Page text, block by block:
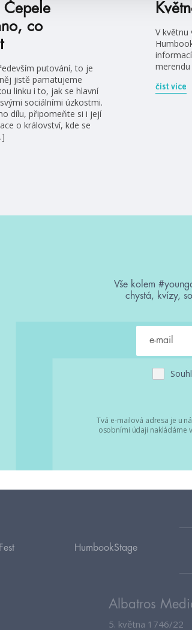
Čepele
co
putování, to je
jistě pamatujeme
linku i to, jak se hlavní
sociálními úzkostmi.
dílu, připomeňte si i její
o království, kde se
V květnu
číst více
Vše kolem
chystá, kvízy,
Tvá e-mailová adresa je u
osobními údaji nakládáme
HumbookStage
Albatros
5. května 1746/22